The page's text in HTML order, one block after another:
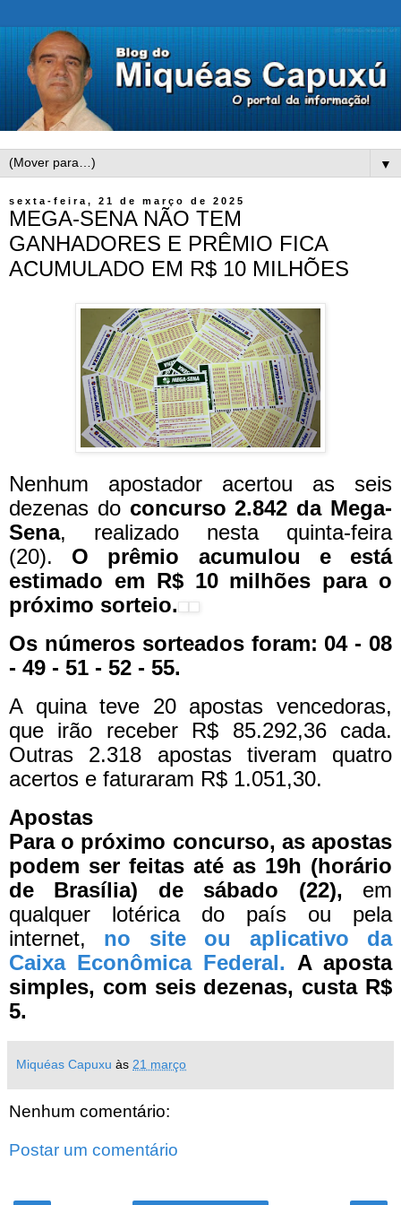
▼
sexta-feira, 21 de março de 2025
MEGA-SENA NÃO TEM
GANHADORES E PRÊMIO FICA
ACUMULADO EM R$ 10 MILHÕES
Nenhum apostador acertou as seis
dezenas do concurso 2.842 da Mega-
Sena, realizado nesta quinta-feira
(20). O prêmio acumulou e está
estimado em R$ 10 milhões para o
próximo sorteio.
Os números sorteados foram: 04 - 08
- 49 - 51 - 52 - 55.
A quina teve 20 apostas vencedoras,
que irão receber R$ 85.292,36 cada.
Outras 2.318 apostas tiveram quatro
acertos e faturaram R$ 1.051,30.
Apostas
Para o próximo concurso, as apostas
podem ser feitas até as 19h (horário
de Brasília) de sábado (22), em
qualquer lotérica do país ou pela
internet, no site ou aplicativo da
Caixa Econômica Federal. A aposta
simples, com seis dezenas, custa R$
5.
Miquéas Capuxu às 21 março
Nenhum comentário:
Postar um comentário